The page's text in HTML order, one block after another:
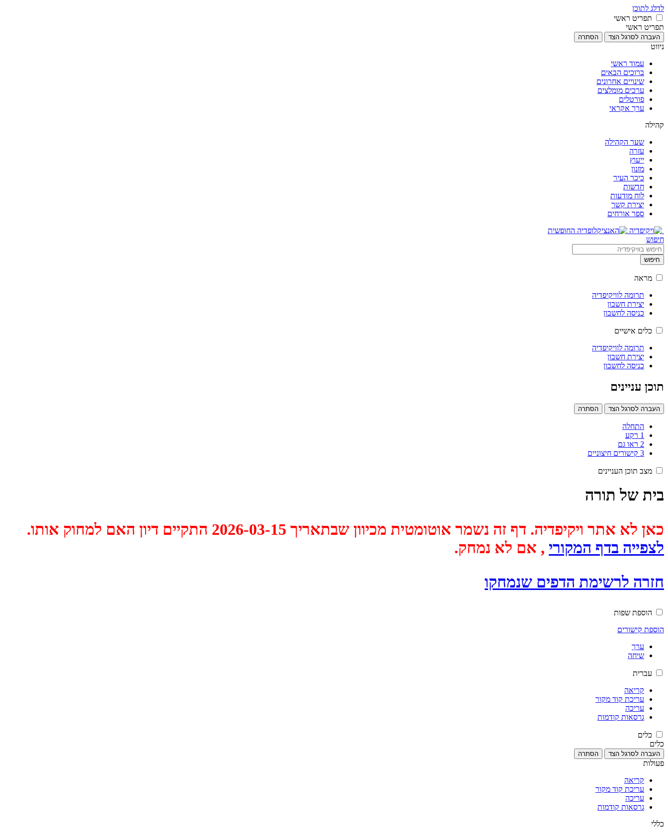
לדלג לתוכן
תפריט ראשי
תפריט ראשי
העברה לסרגל הצד הסתרה
ניווט
עמוד ראשי
ברוכים הבאים
שינויים אחרונים
ערכים מומלצים
פורטלים
ערך אקראי
קהילה
שער הקהילה
עזרה
ייעוץ
מזנון
כיכר העיר
חדשות
לוח מודעות
יצירת קשר
ספר אורחים
חיפוש
חיפוש
מראה
תרומה לוויקיפדיה
יצירת חשבון
כניסה לחשבון
כלים אישיים
תרומה לוויקיפדיה
יצירת חשבון
כניסה לחשבון
תוכן עניינים
העברה לסרגל הצד הסתרה
התחלה
1 רקע
2 ראו גם
3 קישורים חיצוניים
מצב תוכן העניינים
בית של תורה
כאן לא אתר ויקיפדיה. דף זה נשמר אוטומטית מכיוון שבתאריך 2026-03-15 התקיים דיון האם למחוק אותו.
לצפייה בדף המקורי , אם לא נמחק.
חזרה לרשימת הדפים שנמחקו
הוספת שפות
הוספת קישורים
ערך
שיחה
עברית
קריאה
עריכת קוד מקור
עריכה
גרסאות קודמות
כלים
כלים
העברה לסרגל הצד הסתרה
פעולות
קריאה
עריכת קוד מקור
עריכה
גרסאות קודמות
כללי